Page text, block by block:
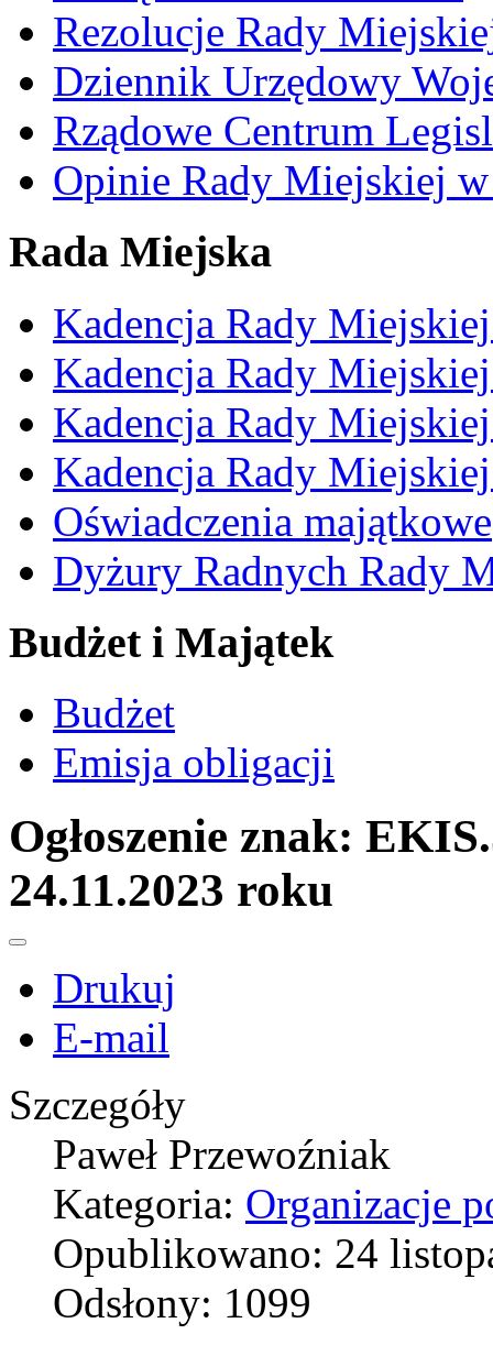
Rezolucje Rady
Dziennik Urzędowy
Rządowe Centrum
Opinie Rady Miejskiej w
Rada Miejska
Kadencja Rady
Kadencja Rady
Kadencja Rady
Kadencja Rady
Oświadczenia majątkowe
Dyżury Radnych Rady
Budżet i Majątek
Budżet
Emisja obligacji
Ogłoszenie znak:
24.11.2023 roku
Drukuj
E-mail
Szczegóły
Paweł Przewoźniak
Kategoria: Organizacje
Opublikowano: 24
Odsłony: 1099